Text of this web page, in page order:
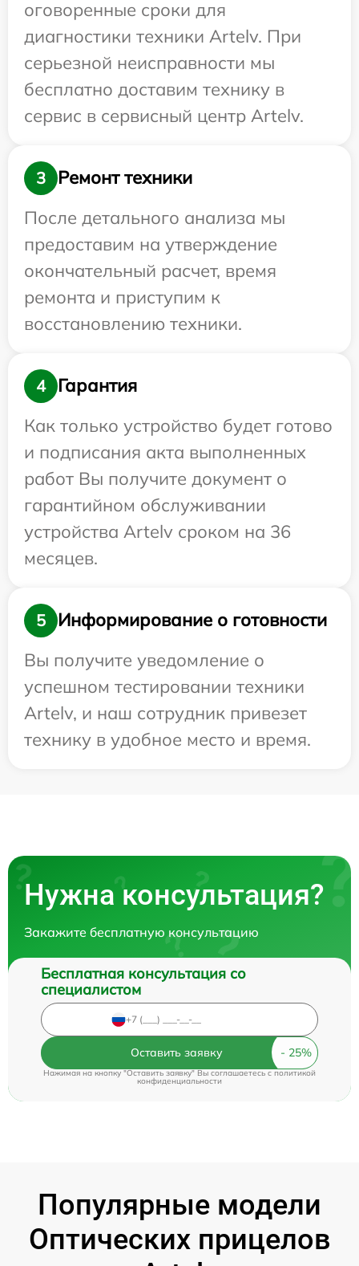
оговоренные сроки для
диагностики техники Artelv. При
серьезной неисправности мы
бесплатно доставим технику в
сервис в сервисный центр Artelv.
3
Ремонт техники
После детального анализа мы
предоставим на утверждение
окончательный расчет, время
ремонта и приступим к
восстановлению техники.
4
Гарантия
Как только устройство будет готово
и подписания акта выполненных
работ Вы получите документ о
гарантийном обслуживании
устройства Artelv сроком на 36
месяцев.
5
Информирование о готовности
Вы получите уведомление о
успешном тестировании техники
Artelv, и наш сотрудник привезет
технику в удобное место и время.
Нужна консультация?
Закажите бесплатную консультацию
Бесплатная консультация со
специалистом
Оставить заявку
Нажимая на кнопку "Оставить заявку" Вы соглашаетесь cполитикой
конфиденциальности
Популярные модели
Оптических прицелов